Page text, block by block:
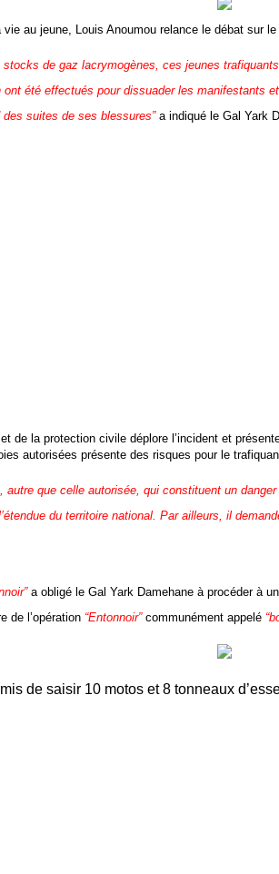
au jeune, Louis Anoumou relance le débat sur
de gaz lacrymogènes, ces jeunes
été effectués pour dissuader les
suites de ses blessures” a indiqué le Gal Yark
de la protection civile déplore l’incident et
autorisées présente des risques pour le
que celle autorisée, qui constituent un
du territoire national. Par ailleurs, il
a obligé le Gal Yark Damehane à procéder à
de l’opération “Entonnoir”communément appelé
de saisir 10 motos et 8 tonneaux